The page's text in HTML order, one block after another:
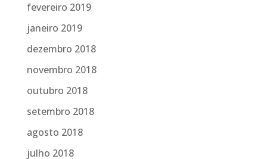
fevereiro 2019
janeiro 2019
dezembro 2018
novembro 2018
outubro 2018
setembro 2018
agosto 2018
julho 2018